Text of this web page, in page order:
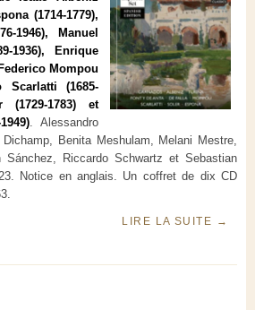
(1714-1779),
1946), Manuel
1936), Enrique
Mompou
Scarlatti (1685-
(1729-1783) et
. Alessandro
Benita Meshulam, Melani Mestre,
Sánchez, Riccardo Schwartz et Sebastian
Notice en anglais. Un coffret de dix CD
LIRE LA SUITE →